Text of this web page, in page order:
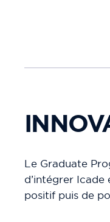
Le Graduate
d’intégrer
positif puis de